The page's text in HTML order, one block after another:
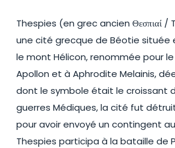
Thespies (en grec ancien Θεσπιαί
une cité grecque de Béotie située
le mont Hélicon, renommée pour
Apollon et à Aphrodite Melainis,
dont le symbole était le croissant
guerres Médiques, la cité fut
pour avoir envoyé un contingent
Thespies participa à la bataille de